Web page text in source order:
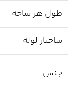
طول هر شاخه
ساختار لوله
جنس